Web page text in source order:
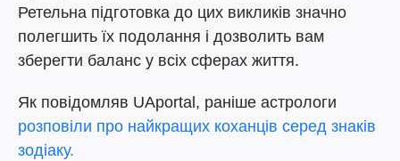
Ретельна підготовка до цих викликів значно
полегшить їх подолання і дозволить вам
зберегти баланс у всіх сферах життя.
Як повідомляв UAportal, раніше астрологи
розповіли про найкращих коханців серед знаків
зодіаку.